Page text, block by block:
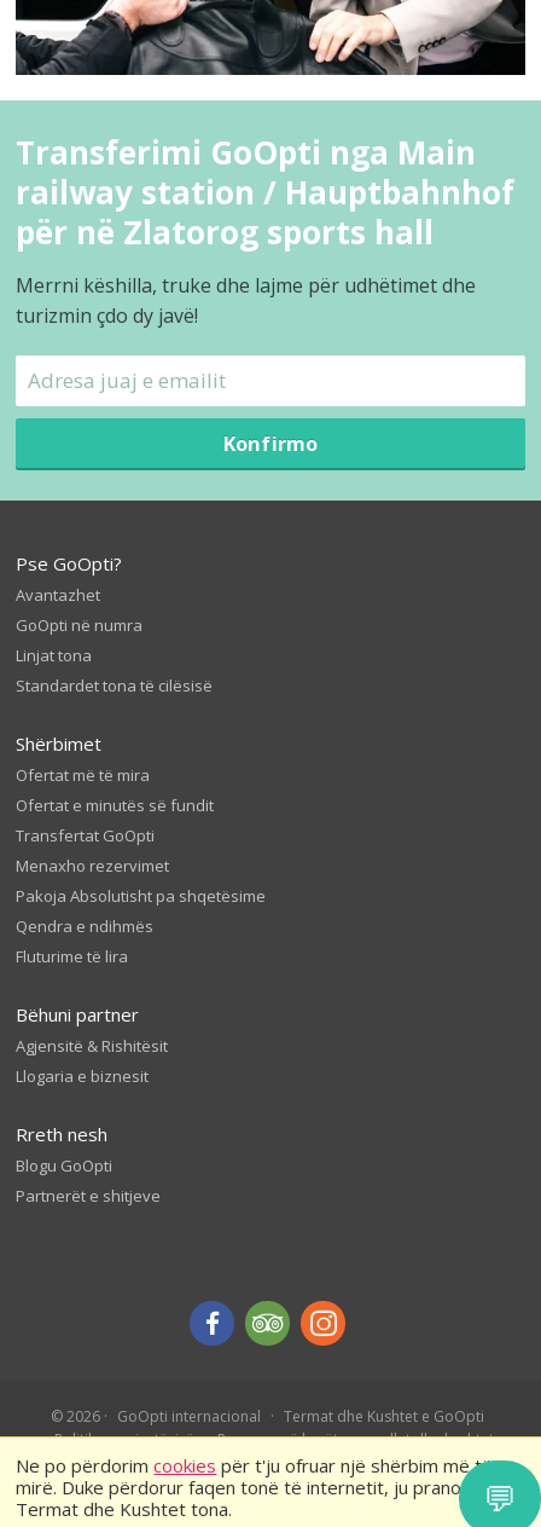
Ne po përdorimcookies për t'ju ofruar një shërbim më të
mirë. Duke përdorur faqen tonë të internetit, ju pranoni
Termat dhe Kushtet tona.
Transferimi GoOpti nga Main
railway station / Hauptbahnhof
për në Zlatorog sports hall
Merrni këshilla, truke dhe lajme për udhëtimet dhe
turizmin çdo dy javë!
Konfirmo
Pse GoOpti?
Avantazhet
GoOpti në numra
Linjat tona
Standardet tona të cilësisë
Shërbimet
Ofertat më të mira
Ofertat e minutës së fundit
Transfertat GoOpti
Menaxho rezervimet
Pakoja Absolutisht pa shqetësime
Qendra e ndihmës
Fluturime të lira
Bëhuni partner
Agjensitë & Rishitësit
Llogaria e biznesit
Rreth nesh
Blogu GoOpti
Partnerët e shitjeve
© 2026 GoOpti internacional
Termat dhe Kushtet e GoOpti
Politika e privatësisë
Rezervo më herët – rregullat dhe kushtet
💬